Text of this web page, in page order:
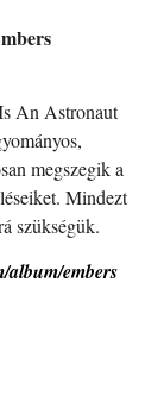
An Astronaut
megszegik a
Mindezt
szükségük.
album/embers